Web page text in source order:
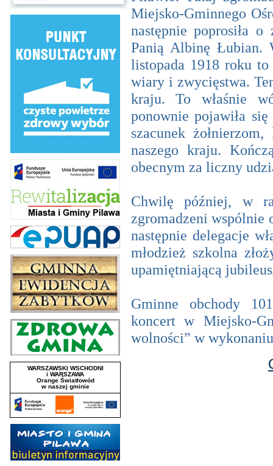
Miejsko-Gminnego
następnie poprosiła
Panią Albinę Łubian.
listopada 1918 roku
wiary i zwycięstwa.
kraju. To właśnie
ponownie pojawiła
szacunek
naszego kraju.
obecnym za liczny
Chwilę później, w
zgromadzeni wspólnie
następnie delegacje
młodzież szkolna
upamiętniającą
Gminne obchody
koncert w Miejsko-
wolności” w